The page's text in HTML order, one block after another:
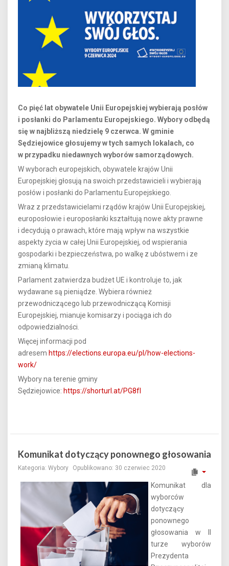
Co pięć lat obywatele Unii Europejskiej wybierają posłów
i posłanki do Parlamentu Europejskiego. Wybory odbędą
się w najbliższą niedzielę 9 czerwca. W gminie
Sędziejowice głosujemy w tych samych lokalach, co
w przypadku niedawnych wyborów samorządowych.
W wyborach europejskich, obywatele krajów Unii
Europejskiej głosują na swoich przedstawicieli i wybierają
posłów i posłanki do Parlamentu Europejskiego.
Wraz z przedstawicielami rządów krajów Unii Europejskiej,
europosłowie i europosłanki kształtują nowe akty prawne
i decydują o prawach, które mają wpływ na wszystkie
aspekty życia w całej Unii Europejskiej, od wspierania
gospodarki i bezpieczeństwa, po walkę z ubóstwem i ze
zmianą klimatu.
Parlament zatwierdza budżet UE i kontroluje to, jak
wydawane są pieniądze. Wybiera również
przewodniczącego lub przewodniczącą Komisji
Europejskiej, mianuje komisarzy i pociąga ich do
odpowiedzialności.
Więcej informacji pod
adresem https://elections.europa.eu/pl/how-elections-
work/
Wybory na terenie gminy
Sędziejowice: https://shorturl.at/PG8fI
Komunikat dotyczący ponownego głosowania
Kategoria: Wybory Opublikowano: 30 czerwiec 2020
Komunikat dla
wyborców
dotyczący
ponownego
głosowania w II
turze wyborów
Prezydenta